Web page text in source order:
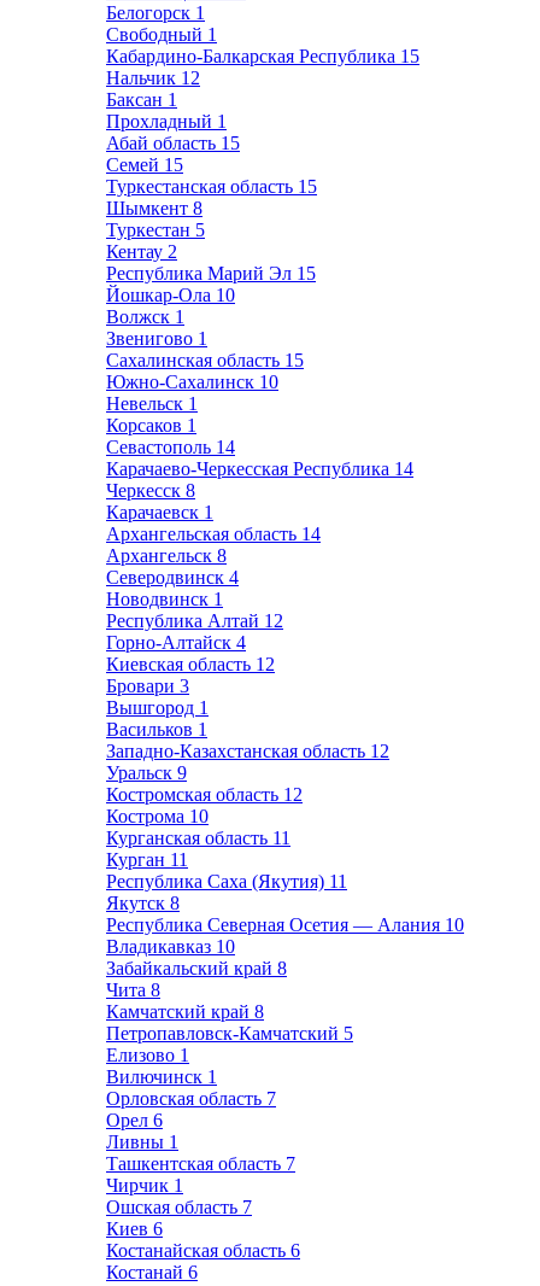
Белогорск 1
Свободный 1
Кабардино-Балкарская Республика 15
Нальчик 12
Баксан 1
Прохладный 1
Абай область 15
Семей 15
Туркестанская область 15
Шымкент 8
Туркестан 5
Кентау 2
Республика Марий Эл 15
Йошкар-Ола 10
Волжск 1
Звенигово 1
Сахалинская область 15
Южно-Сахалинск 10
Невельск 1
Корсаков 1
Севастополь 14
Карачаево-Черкесская Республика 14
Черкесск 8
Карачаевск 1
Архангельская область 14
Архангельск 8
Северодвинск 4
Новодвинск 1
Республика Алтай 12
Горно-Алтайск 4
Киевская область 12
Бровари 3
Вышгород 1
Васильков 1
Западно-Казахстанская область 12
Уральск 9
Костромская область 12
Кострома 10
Курганская область 11
Курган 11
Республика Саха (Якутия) 11
Якутск 8
Республика Северная Осетия — Алания 10
Владикавказ 10
Забайкальский край 8
Чита 8
Камчатский край 8
Петропавловск-Камчатский 5
Елизово 1
Вилючинск 1
Орловская область 7
Орел 6
Ливны 1
Ташкентская область 7
Чирчик 1
Ошская область 7
Киев 6
Костанайская область 6
Костанай 6